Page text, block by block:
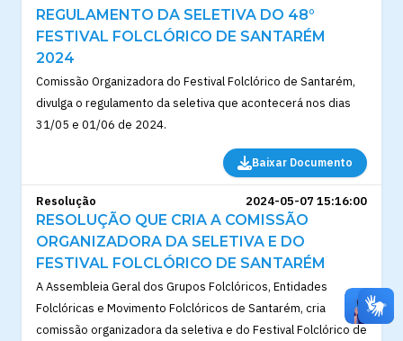
REGULAMENTO DA SELETIVA DO 48°
FESTIVAL FOLCLÓRICO DE SANTARÉM
2024
Comissão Organizadora do Festival Folclórico de Santarém,
divulga o regulamento da seletiva que acontecerá nos dias
31/05 e 01/06 de 2024.
Baixar Documento
Resolução 2024-05-07 15:16:00
RESOLUÇÃO QUE CRIA A COMISSÃO
ORGANIZADORA DA SELETIVA E DO
FESTIVAL FOLCLÓRICO DE SANTARÉM
A Assembleia Geral dos Grupos Folclóricos, Entidades
Folclóricas e Movimento Folclóricos de Santarém, cria
comissão organizadora da seletiva e do Festival Folclórico de